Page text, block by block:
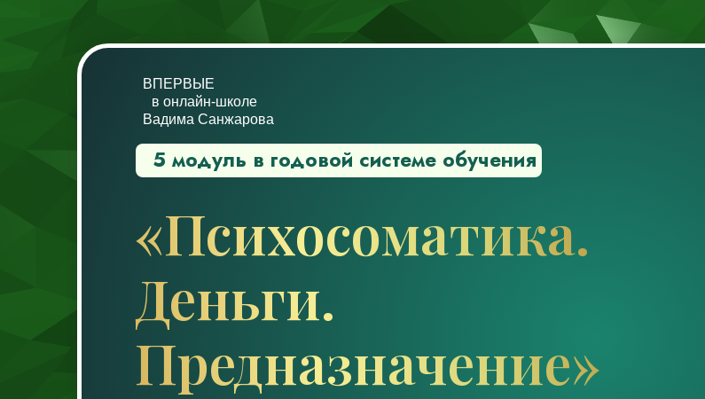
5 модуль в годовой системе обучения
ВПЕРВЫЕ
в онлайн-школе
Вадима Санжарова
«Психосоматика.
Деньги.
Предназначение»